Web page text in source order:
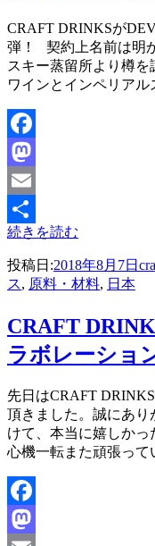
投稿者master
CRAFT DRINKSが
弾！ 契約上名前は明
スキー蒸留所より樽
ワインとインペリア
Facebook
Mastodon
Email
共
有
続きを読む
投稿日:2018年8月7日
ス, 原料・材料, 日本
CRAFT
ラボレーショ
投稿者master
先日はCRAFT
頂きました。誠にあ
けて、本当に嬉しかっ
心機一転また頑張っ
Facebook